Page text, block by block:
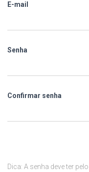
E-mail
Senha
Confirmar senha
Dica: A senha deve ter